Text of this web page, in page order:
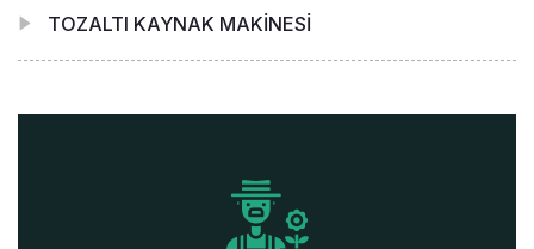
TOZALTI KAYNAK MAKİNESİ